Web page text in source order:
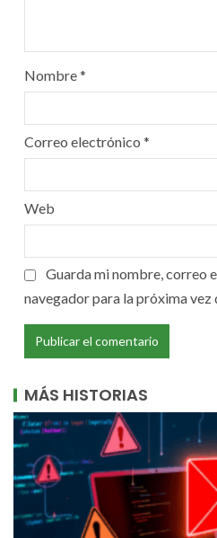
Nombre*
Correo electrónico *
Web
Guarda mi nombre, correo
navegador para la próxima vez
MÁS HISTORIAS